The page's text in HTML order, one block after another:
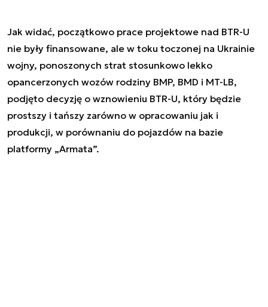
Jak widać, początkowo prace projektowe nad BTR-U
nie były finansowane, ale w toku toczonej na Ukrainie
wojny, ponoszonych strat stosunkowo lekko
opancerzonych wozów rodziny BMP, BMD i MT-LB,
podjęto decyzję o wznowieniu BTR-U, który będzie
prostszy i tańszy zarówno w opracowaniu jak i
produkcji, w porównaniu do pojazdów na bazie
platformy „Armata”.